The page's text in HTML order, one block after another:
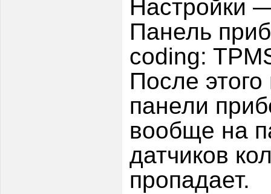
Настройки
Панель
coding:
После
панели
вообще на
датчиков
пропадает.